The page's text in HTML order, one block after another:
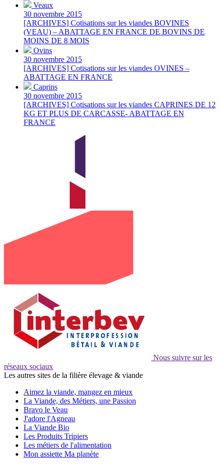
Veaux
30 novembre 2015
[ARCHIVES] Cotisations sur les viandes BOVINES
(VEAU) – ABATTAGE EN FRANCE DE BOVINS DE
MOINS DE 8 MOIS
Ovins
30 novembre 2015
[ARCHIVES] Cotisations sur les viandes OVINES –
ABATTAGE EN FRANCE
Caprins
30 novembre 2015
[ARCHIVES] Cotisations sur les viandes CAPRINES DE 12
KG ET PLUS DE CARCASSE- ABATTAGE EN
FRANCE
Nous suivre sur les
réseaux sociaux
Les autres sites de la filière élevage & viande
Aimez la viande, mangez en mieux
La Viande, des Métiers, une Passion
Bravo le Veau
J'adore l'Agneau
La Viande Bio
Les Produits Tripiers
Les métiers de l'alimentation
Mon assiette Ma planète